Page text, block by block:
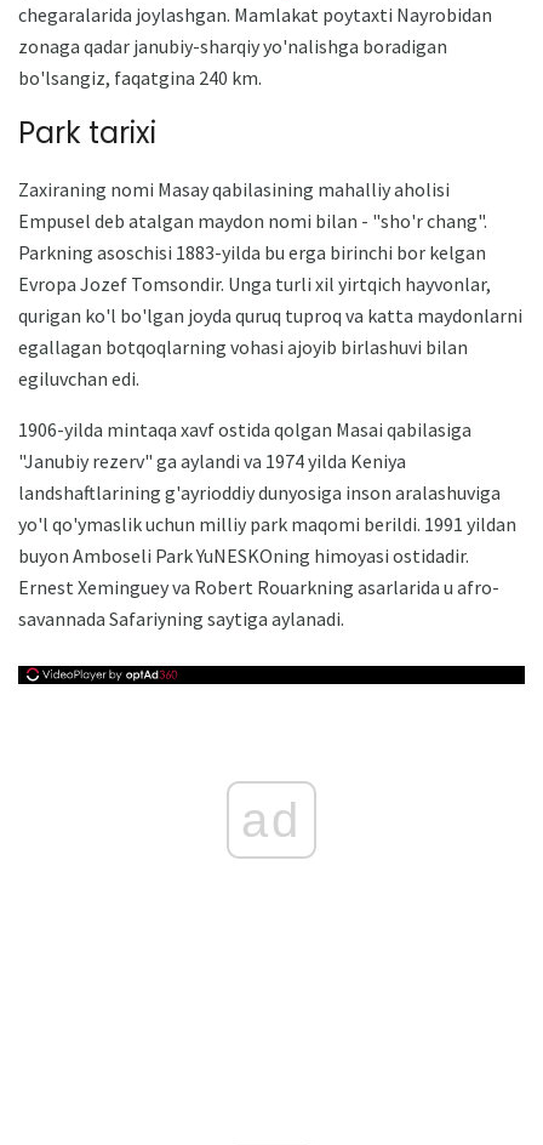
chegaralarida joylashgan. Mamlakat poytaxti Nayrobidan
zonaga qadar janubiy-sharqiy yo'nalishga boradigan
bo'lsangiz, faqatgina 240 km.
Park tarixi
Zaxiraning nomi Masay qabilasining mahalliy aholisi
Empusel deb atalgan maydon nomi bilan - "sho'r chang".
Parkning asoschisi 1883-yilda bu erga birinchi bor kelgan
Evropa Jozef Tomsondir. Unga turli xil yirtqich hayvonlar,
qurigan ko'l bo'lgan joyda quruq tuproq va katta maydonlarni
egallagan botqoqlarning vohasi ajoyib birlashuvi bilan
egiluvchan edi.
1906-yilda mintaqa xavf ostida qolgan Masai qabilasiga
"Janubiy rezerv" ga aylandi va 1974 yilda Keniya
landshaftlarining g'ayrioddiy dunyosiga inson aralashuviga
yo'l qo'ymaslik uchun milliy park maqomi berildi. 1991 yildan
buyon Amboseli Park YuNESKOning himoyasi ostidadir.
Ernest Xeminguey va Robert Rouarkning asarlarida u afro-
savannada Safariyning saytiga aylanadi.
ad